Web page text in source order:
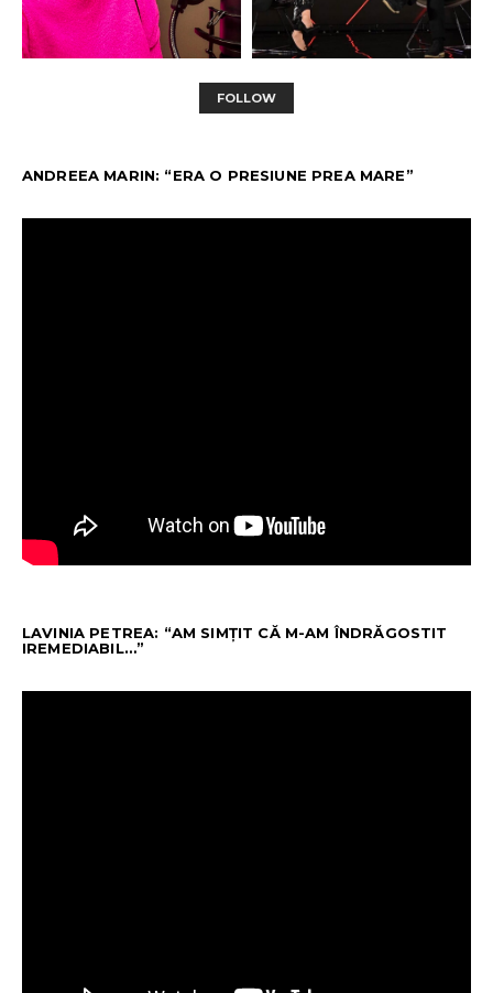
FOLLOW
ANDREEA MARIN: “ERA O PRESIUNE PREA MARE”
LAVINIA PETREA: “AM SIMȚIT CĂ M-AM ÎNDRĂGOSTIT
IREMEDIABIL…”